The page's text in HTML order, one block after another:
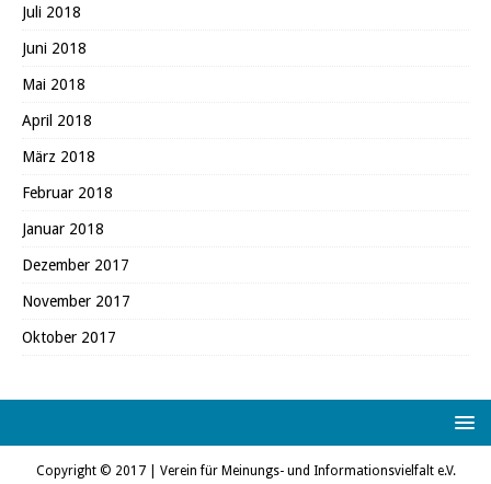
Juli 2018
Juni 2018
Mai 2018
April 2018
März 2018
Februar 2018
Januar 2018
Dezember 2017
November 2017
Oktober 2017
Copyright © 2017 | Verein für Meinungs- und Informationsvielfalt e.V.